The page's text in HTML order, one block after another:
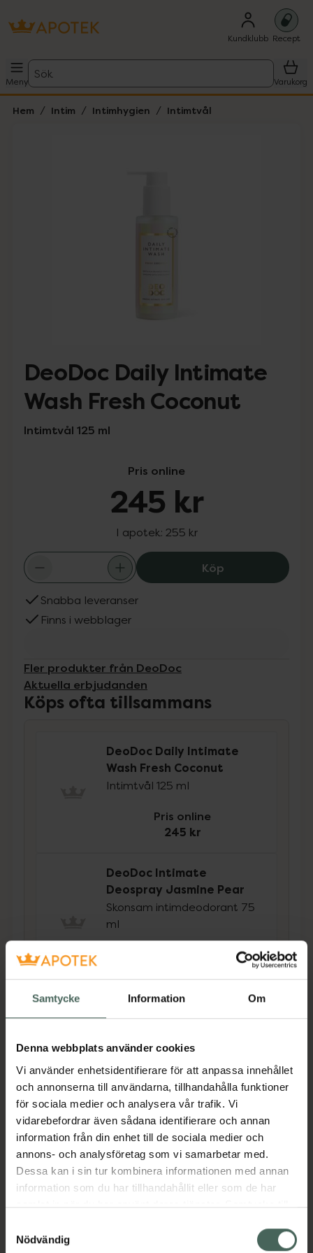
Samtycke Information Om
Denna webbplats använder cookies
Vi använder enhetsidentifierare för att anpassa innehållet
och annonserna till användarna, tillhandahålla funktioner
för sociala medier och analysera vår trafik. Vi
vidarebefordrar även sådana identifierare och annan
information från din enhet till de sociala medier och
annons- och analysföretag som vi samarbetar med.
Dessa kan i sin tur kombinera informationen med annan
information som du har tillhandahållit eller som de har
samlat in när du har använt deras tjänster. Samtycke till
återkalla ditt samtycke via webbplatsens
Nödvändig
Kundklubb Recept
Meny
Sök
Varukorg
Hem Intim Intimhygien Intimtvål
DeoDoc Daily Intimate
Wash Fresh Coconut
Intimtvål 125 ml
Pris online
245 kr
I apotek: 255 kr
KöpDeoDoc Daily
Snabba leveranser
Finns i webblager
Fler produkter från DeoDoc
Aktuella erbjudanden
Köps ofta tillsammans
DeoDoc Daily Intimate
Wash Fresh Coconut
Intimtvål 125 ml
Pris online
245 kr
DeoDoc Intimate
Deospray Jasmine Pear
Skonsam intimdeodorant 75
ml
Köp båda för:484 kr
Beskrivning Dölj
Flerfaldigt prisbelönt intimtvål med skonsam
formula som ger en silkeslen känsla.
Speciellt framtagen för att bibehålla vulvans
naturliga pH värde (pH 5).
Doft: Fresh Coconut
Dryg formula som håller länge